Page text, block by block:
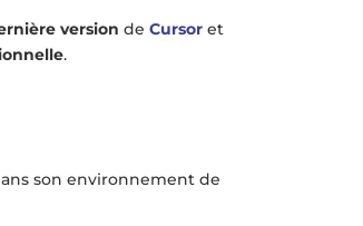
version deCursor et
.
son environnement de